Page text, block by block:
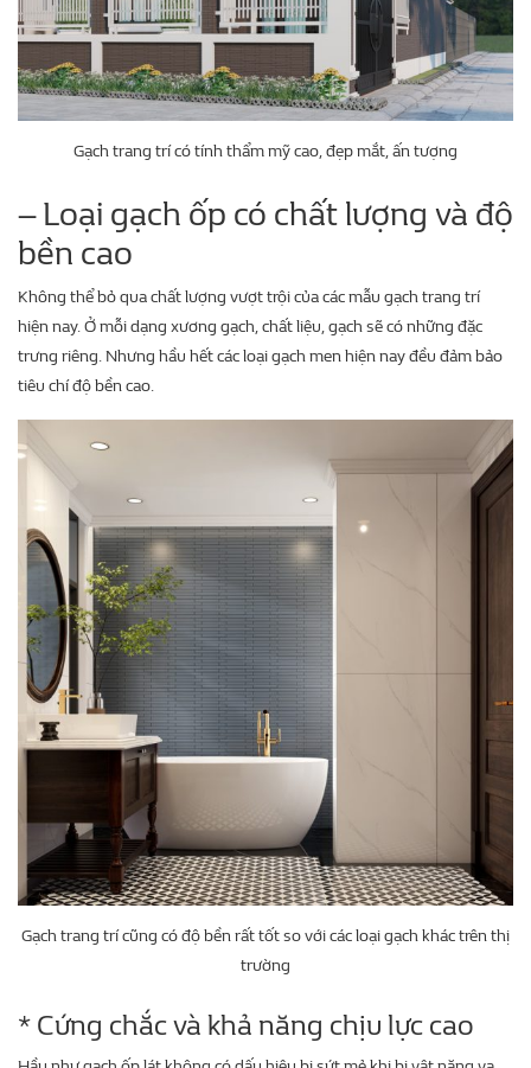
Gạch trang trí có tính thẩm mỹ cao, đẹp mắt, ấn tượng
– Loại gạch ốp có chất lượng và độ
bền cao
Không thể bỏ qua chất lượng vượt trội của các mẫu gạch trang trí
hiện nay. Ở mỗi dạng xương gạch, chất liệu, gạch sẽ có những đặc
trưng riêng. Nhưng hầu hết các loại gạch men hiện nay đều đảm bảo
tiêu chí độ bền cao.
Gạch trang trí cũng có độ bền rất tốt so với các loại gạch khác trên thị
trường
* Cứng chắc và khả năng chịu lực cao